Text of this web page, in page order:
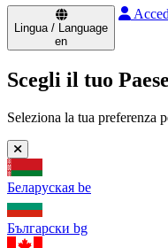
Lingua / Language
en
Scegli il tuo
Seleziona la tua preferenza
Беларуская be
Български bg